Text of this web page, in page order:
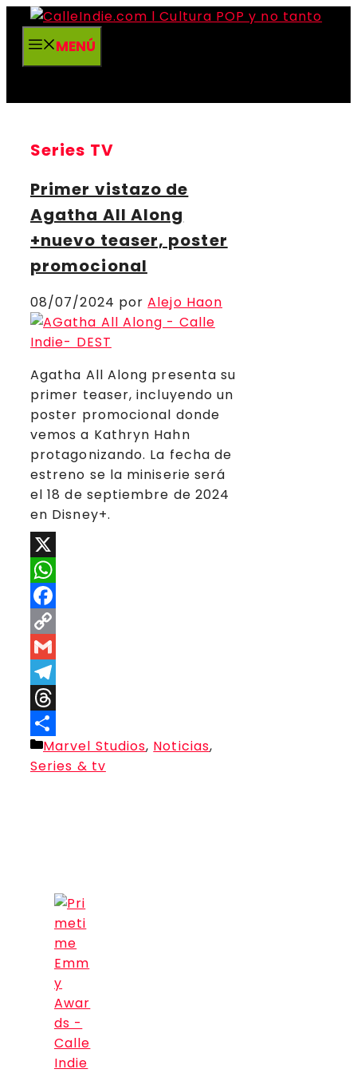
Saltar
contenidoMENÚ
Series TV
Primer vistazo de
Agatha All Along
+nuevo teaser, poster
promocional
08/07/2024 porAlejo Haon
Agatha All Along presenta su
primer teaser, incluyendo un
poster promocional donde
vemos a Kathryn Hahn
protagonizando. La fecha de
estreno se la miniserie será
el 18 de septiembre de 2024
en Disney+.
X
WhatsApp
Facebook
Copy
Link
Gmail
Telegram
Threads
Compartir
Categorías
Marvel Studios, Noticias,
Series & tv